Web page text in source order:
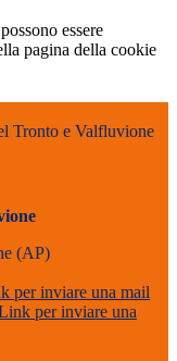
essere
pagina della cookie
Tronto e Valfluvione
(AP)
per inviare una mail
per inviare una